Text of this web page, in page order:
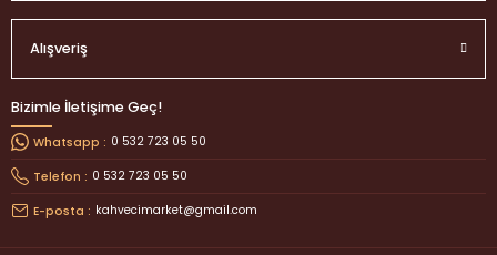
Alışveriş
Bizimle İletişime Geç!
Whatsapp : 0 532 723 05 50
Telefon : 0 532 723 05 50
E-posta : kahvecimarket@gmail.com